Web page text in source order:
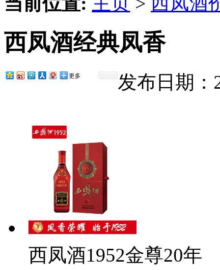
西凤酒经典凤香
发布日期：
更多
西凤酒1952金尊20年